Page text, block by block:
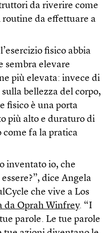
da riverire come
da effettuare a
fisico abbia
sembra elevare
più elevata: invece di
bellezza del corpo,
fisico è una porta
più alto e duraturo di
come fa la pratica
inventato io, che
dice Angela
che vive a Los
da Oprah Winfrey. “I
parole. Le tue parole